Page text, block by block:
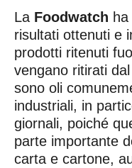
La Foodwatch
risultati ottenuti e
prodotti ritenuti
vengano ritirati
sono oli
industriali, in
giornali, poiché
parte importante
carta e cartone,